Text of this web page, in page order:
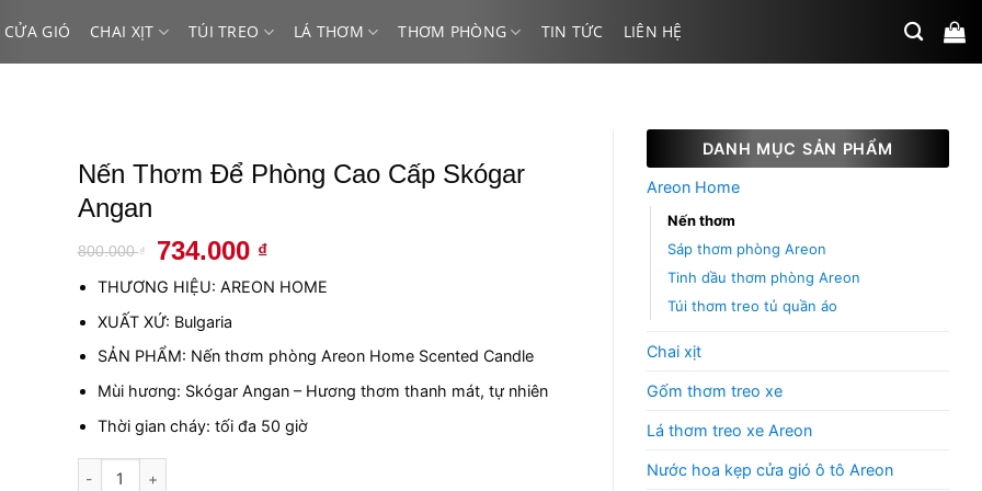
CỬA GIÓ CHAI XỊT TÚI TREO LÁ THƠM THƠM PHÒNG TIN TỨC LIÊN HỆ
DANH MỤC SẢN PHẨM
Areon Home
Nến thơm
Sáp thơm phòng Areon
Tinh dầu thơm phòng Areon
Túi thơm treo tủ quần áo
Chai xịt
Gốm thơm treo xe
Lá thơm treo xe Areon
Nước hoa kẹp cửa gió ô tô Areon
Nến Thơm Để Phòng Cao Cấp Skógar
Angan
800.000₫
Giá
gốc
là:
800.000 ₫.
734.000 ₫
tại
THƯƠNG HIỆU: AREON HOME
XUẤT XỨ: Bulgaria
SẢN PHẨM: Nến thơm phòng Areon Home Scented Candle
Mùi hương: Skógar Angan – Hương thơm thanh mát, tự nhiên
Thời gian cháy: tối đa 50 giờ
Nến Thơm Để Phòng Cao Cấp Skógar Angan số lượng